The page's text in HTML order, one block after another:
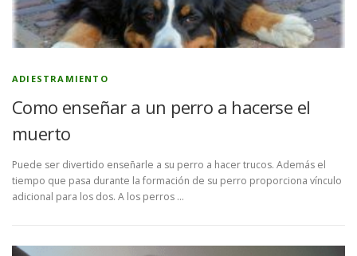
ADIESTRAMIENTO
Como enseñar a un perro a hacerse el
muerto
Puede ser divertido enseñarle a su perro a hacer trucos. Además el
tiempo que pasa durante la formación de su perro proporciona vínculo
adicional para los dos. A los perros …